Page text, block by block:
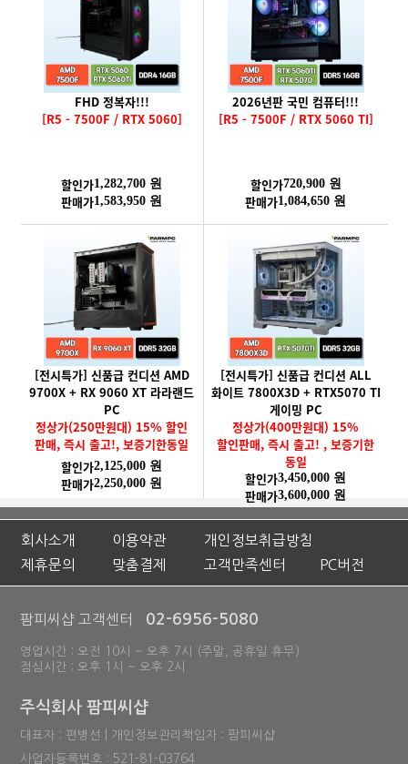
FHD 정복자!!!
[R5 - 7500F / RTX 5060]
할인가1,282,700 원
판매가1,583,950 원
2026년판 국민 컴퓨터!!!
[R5 - 7500F / RTX 5060 TI]
할인가720,900 원
판매가1,084,650 원
[전시특가] 신품급 컨디션 AMD
9700X + RX 9060 XT 라라랜드
PC
정상가(250만원대) 15% 할인
판매, 즉시 출고!, 보증기한동일
할인가2,125,000 원
판매가2,250,000 원
[전시특가] 신품급 컨디션 ALL
화이트 7800X3D + RTX5070 TI
게이밍 PC
정상가(400만원대) 15%
할인판매, 즉시 출고! , 보증기한
동일
할인가3,450,000 원
판매가3,600,000 원
회사소개 이용약관
개인정보취급방침
제휴문의
맞춤결제 고객만족센터 PC버전
팜피씨샵 고객센터 02-6956-5080
영업시간 : 오전 10시 ~ 오후 7시 (주말, 공휴일 휴무)
점심시간 : 오후 1시 ~ 오후 2시
주식회사 팜피씨샵
대표자 : 편병선 | 개인정보관리책임자 : 팜피씨샵
사업자등록번호 : 521-81-03764